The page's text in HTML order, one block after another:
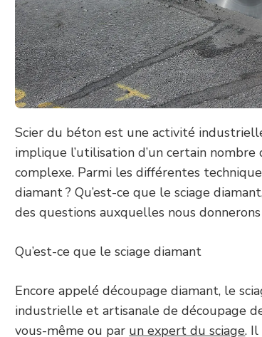
Scier du béton est une activité
implique l’utilisation d’un certain nombre
complexe. Parmi les différentes
diamant ? Qu’est-ce que le sciage
des questions auxquelles nous
Qu’est-ce que le sciage diamant
Encore appelé découpage diamant, le
industrielle et artisanale de découpage
vous-même ou par un expert du sciage. Il